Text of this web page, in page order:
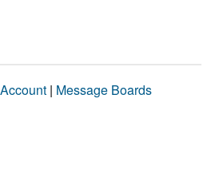
| Message Boards